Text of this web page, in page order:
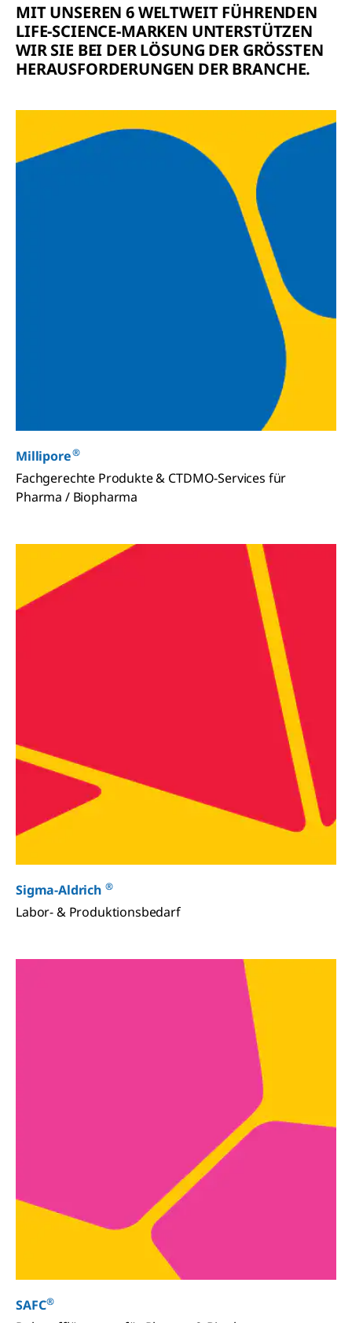
MIT UNSEREN 6 WELTWEIT FÜHRENDEN
LIFE-SCIENCE-MARKEN UNTERSTÜTZEN
WIR SIE BEI DER LÖSUNG DER GRÖSSTEN
HERAUSFORDERUNGEN DER BRANCHE.
Millipore®
Fachgerechte Produkte & CTDMO-Services für
Pharma / Biopharma
Sigma-Aldrich ®
Labor- & Produktionsbedarf
SAFC®